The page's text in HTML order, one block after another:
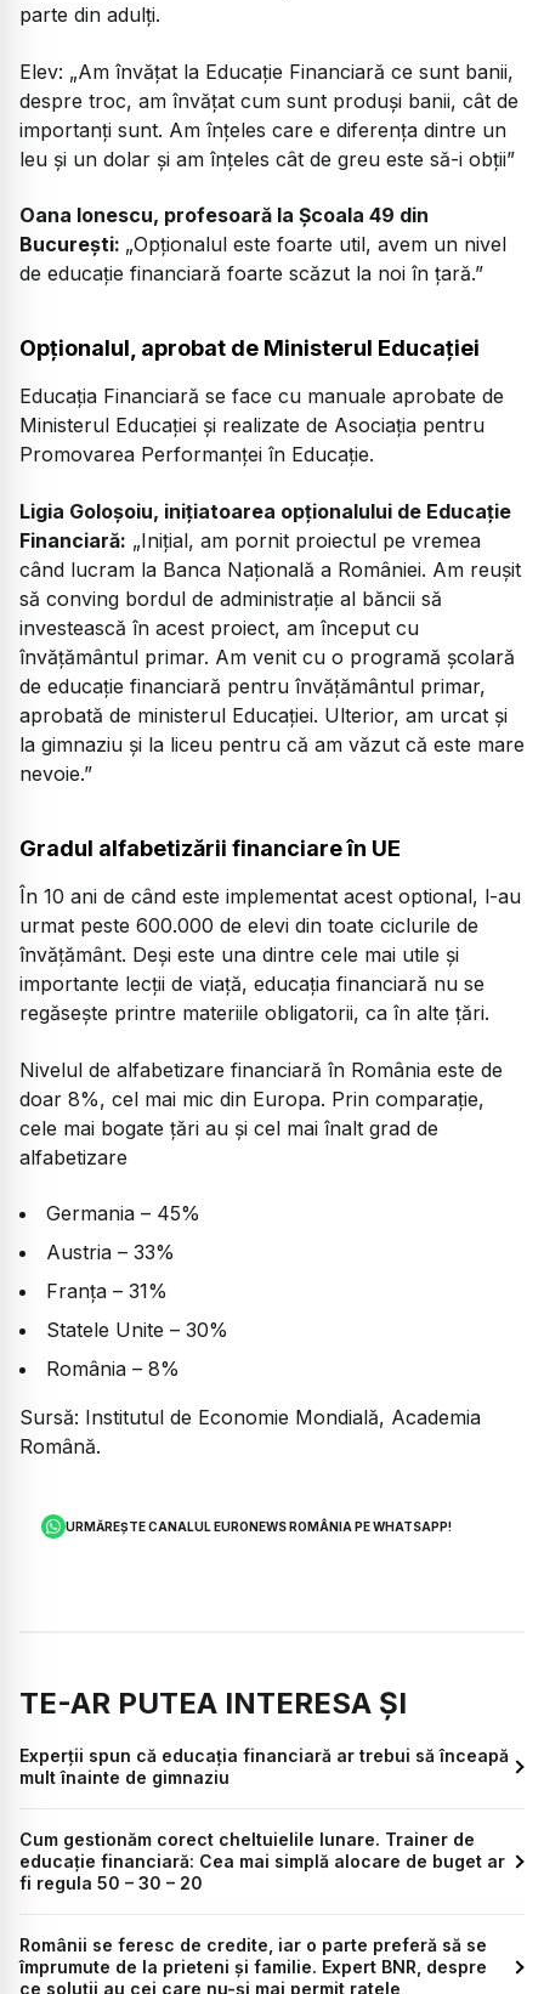
parte din adulți.
Elev: „Am învățat la Educație Financiară ce sunt banii,
despre troc, am învățat cum sunt produși banii, cât de
importanți sunt. Am înțeles care e diferența dintre un
leu și un dolar și am înțeles cât de greu este să-i obții”
Oana Ionescu, profesoară la Școala 49 din
București: „Opționalul este foarte util, avem un nivel
de educație financiară foarte scăzut la noi în țară.”
Opționalul, aprobat de Ministerul Educației
Educația Financiară se face cu manuale aprobate de
Ministerul Educației și realizate de Asociația pentru
Promovarea Performanței în Educație.
Ligia Goloșoiu, inițiatoarea opționalului de Educație
Financiară: „Inițial, am pornit proiectul pe vremea
când lucram la Banca Națională a României. Am reușit
să conving bordul de administrație al băncii să
investească în acest proiect, am început cu
învățământul primar. Am venit cu o programă școlară
de educație financiară pentru învățământul primar,
aprobată de ministerul Educației. Ulterior, am urcat și
la gimnaziu și la liceu pentru că am văzut că este mare
nevoie.”
Gradul alfabetizării financiare în UE
În 10 ani de când este implementat acest optional, l-au
urmat peste 600.000 de elevi din toate ciclurile de
învățământ. Deși este una dintre cele mai utile și
importante lecții de viață, educația financiară nu se
regăsește printre materiile obligatorii, ca în alte țări.
Nivelul de alfabetizare financiară în România este de
doar 8%, cel mai mic din Europa. Prin comparație,
cele mai bogate țări au și cel mai înalt grad de
alfabetizare
Germania – 45%
Austria – 33%
Franța – 31%
Statele Unite – 30%
România – 8%
Sursă: Institutul de Economie Mondială, Academia
Română.
URMĂREȘTE CANALUL EURONEWS ROMÂNIA PE WHATSAPP!
TE-AR PUTEA INTERESA ȘI
Experții spun că educația financiară ar trebui să înceapă
mult înainte de gimnaziu
Cum gestionăm corect cheltuielile lunare. Trainer de
educație financiară: Cea mai simplă alocare de buget ar
fi regula 50 – 30 – 20
Românii se feresc de credite, iar o parte preferă să se
împrumute de la prieteni și familie. Expert BNR, despre
ce soluții au cei care nu-și mai permit ratele